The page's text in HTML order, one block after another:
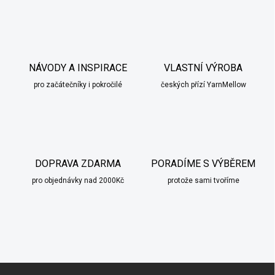
NÁVODY A INSPIRACE
pro začátečníky i pokročilé
VLASTNÍ VÝROBA
českých přízí YarnMellow
DOPRAVA ZDARMA
pro objednávky nad 2000Kč
PORADÍME S VÝBĚREM
protože sami tvoříme